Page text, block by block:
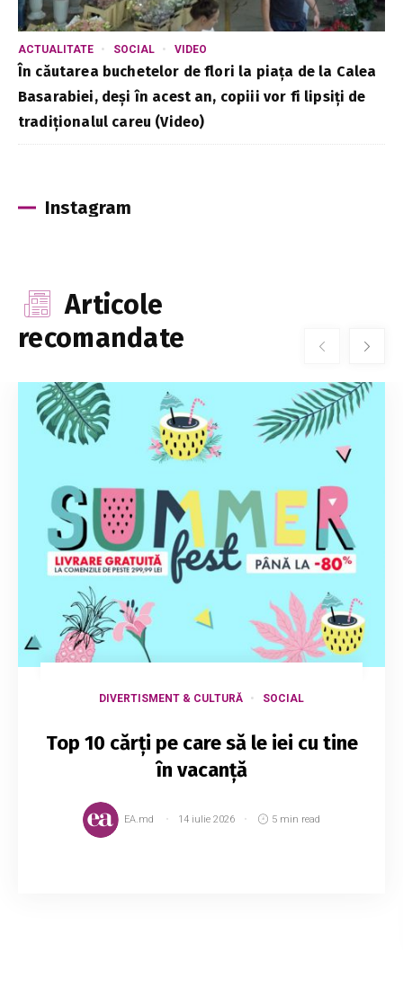
ACTUALITATE SOCIAL VIDEO
În căutarea buchetelor de flori la piața de la Calea
Basarabiei, deși în acest an, copiii vor fi lipsiți de
tradiționalul careu (Video)
Instagram
Articole
recomandate
DIVERTISMENT & CULTURĂ SOCIAL
Top 10 cărţi pe care să le iei cu tine
în vacanţă
EA.md 14 iulie 2026 5 min read